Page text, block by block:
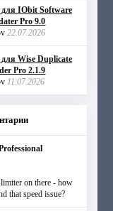
IObit Software
Pro 9.0
22.07.2026
Wise Duplicate
Pro 2.1.9
11.07.2026
limiter on there - how
that speed issue?